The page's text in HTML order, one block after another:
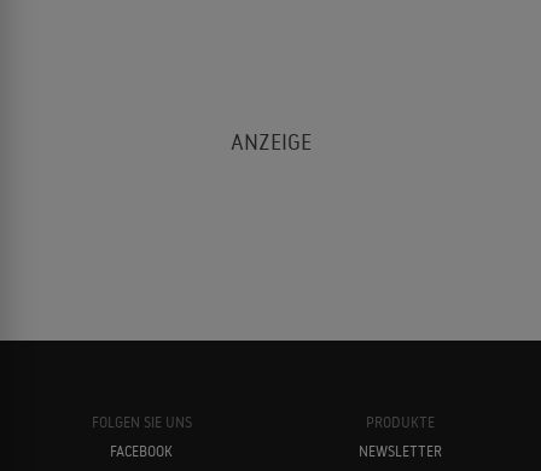
FOLGEN SIE UNS
FACEBOOK
PRODUKTE
NEWSLETTER